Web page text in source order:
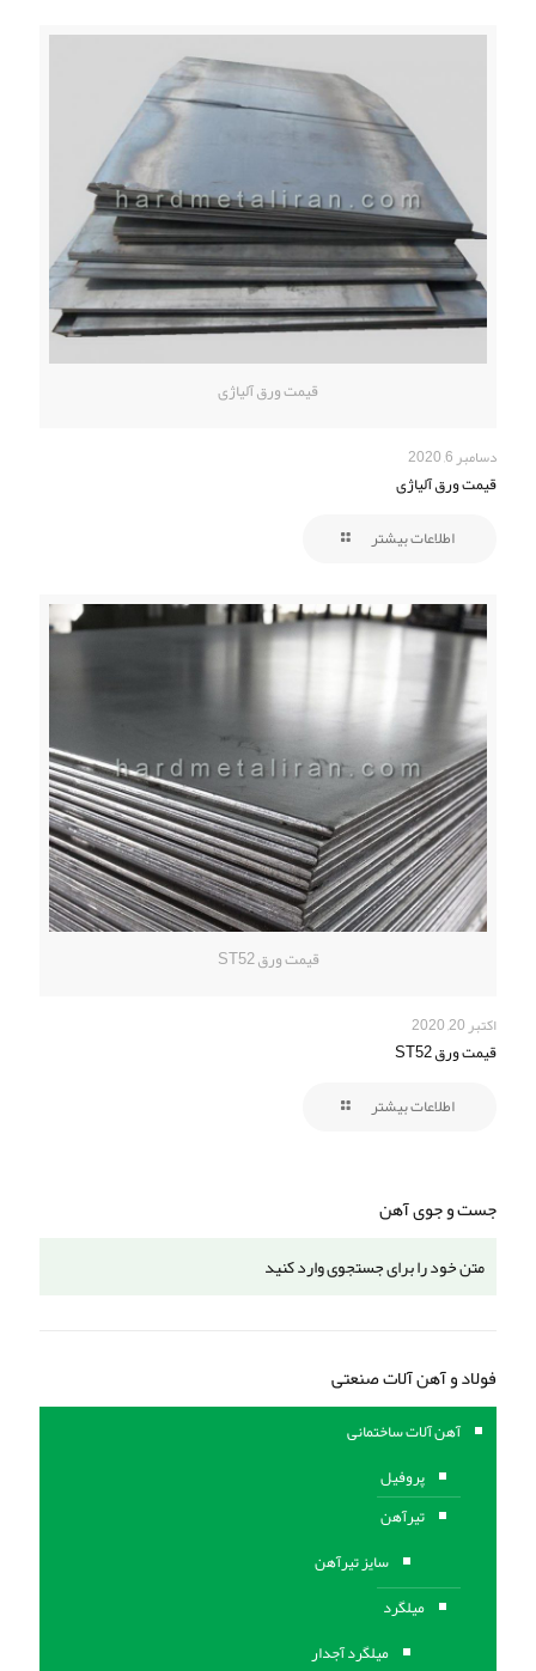
قیمت ورق آلیاژی
دسامبر 6, 2020
قیمت ورق آلیاژی
اطلاعات بیشتر
قیمت ورق ST52
اکتبر 20, 2020
قیمت ورق ST52
اطلاعات بیشتر
جست و جوی آهن
فولاد و آهن آلات صنعتی
آهن آلات ساختمانی
پروفیل
تیرآهن
سایز تیرآهن
میلگرد
میلگرد آجدار